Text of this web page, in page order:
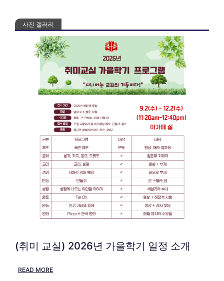
사진 갤러리
(취미 교실) 2026년 가을학기 일정 소개
READ MORE